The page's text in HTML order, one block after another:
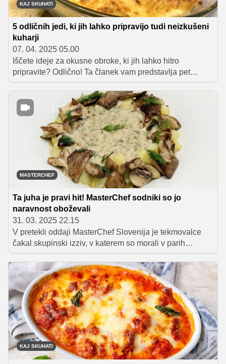
KAJ SKUHATI
5 odličnih jedi, ki jih lahko pripravijo tudi neizkušeni
kuharji
07. 04. 2025 05.00
Iščete ideje za okusne obroke, ki jih lahko hitro
pripravite? Odlično! Ta članek vam predstavlja pet
receptov, primernih za začetnike, ki ne zahtevajo
zapletenih kuharskih veščin. Naučite se, kako narediti
osvežujoč bučkin wrap s tuno, ekspresne testenine,
hitro mesno pito, jed iz mlincev in piščanca ali zapečene
palačinke s skuto in špinačo. Vsak recept je preprost, a
poln okusa ter popoln za hitro kosilo ali večerjo.
MASTERCHEF
Ta juha je pravi hit! MasterChef sodniki so jo
naravnost oboževali
31. 03. 2025 22.15
V pretekli oddaji MasterChef Slovenija je tekmovalce
čakal skupinski izziv, v katerem so morali v parih
pripraviti jedi za cel teden. Najbolje sta se odrezali
trojica Tadej, Miša in Martina ter dvojica Matic in
Natalija. Napeto pokušanje je vrhunec doseglo pri
petkovi jedi, ki je odločila končnega zmagovalca.
KAJ SKUHATI